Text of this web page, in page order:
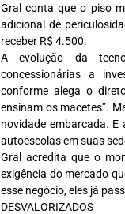
Gral conta que o piso
adicional de
receber R$ 4.500.
A evolução da
concessionárias a
conforme alega o
ensinam os macetes”.
novidade embarcada.
autoescolas em suas
Gral acredita que o
exigência do mercado
esse negócio, eles já
DESVALORIZADOS